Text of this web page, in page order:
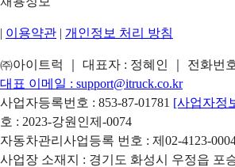
| 이용약관 | 개인정보 처리 방침
㈜아이트럭 ｜ 대표자 : 정혜인 ｜ 전화번
대표 이메일 : support@itruck.co.kr
사업자등록번호 : 853-87-01781 [사업자정
호 : 2023-강원인제-0074
자동차관리사업등록 번호 : 제02-4123-
사업장 소재지 : 경기도 화성시 우정읍 포